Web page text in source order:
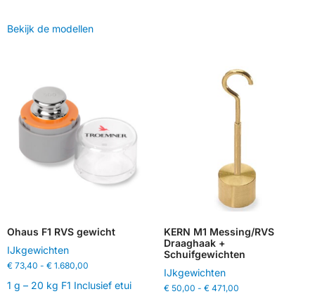
Bekijk de modellen
Ohaus F1 RVS gewicht
IJkgewichten
€ 73,40 - € 1.680,00
1 g – 20 kg F1 Inclusief etui
KERN M1 Messing/RVS
Draaghaak +
Schuifgewichten
IJkgewichten
€50,00 - €471,00